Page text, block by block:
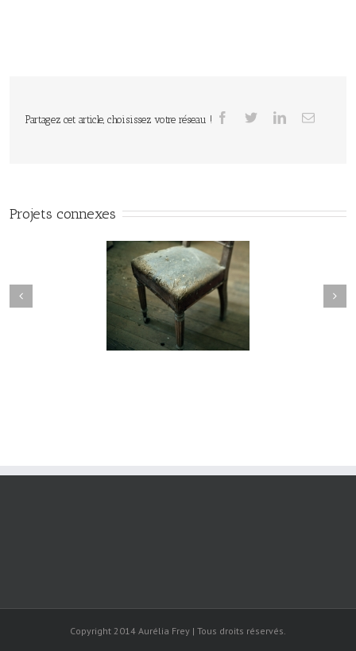
Partagez cet article, choisissez votre réseau !
Projets connexes
manderley#015
Copyright 2014 Aurélia Frey | Tous droits réservés.